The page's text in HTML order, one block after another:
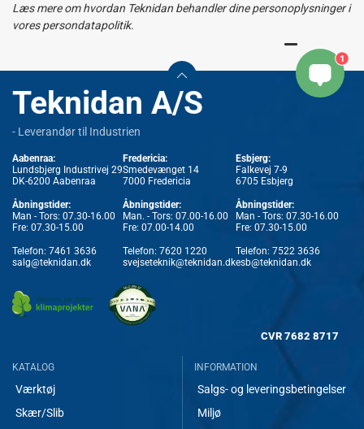
Læs mere om hvordan Teknidan behandler dine personoplysninger i
vores persondatapolitik.
Teknidan A/S
- Leverandør til Industrien
Aabenraa:
Lundsbjerg Industrivej 29
DK-6200 Aabenraa
Åbningstider:
Man - Tors: 07.30-16.00
Fre: 07.30-15.00
Telefon: 7461 3636
salg@teknidan.dk
Fredericia:
Smedevænget 14
7000 Fredericia
Åbningstider:
Man. - Tors: 07.00-16.00
Fre: 07.00-14.00
Telefon: 7620 1220
svejseteknik@teknidan.dk
Esbjerg:
Falkevej 7-9
6705 Esbjerg
Åbningstider:
Man - Tors: 07.30-16.00
Fre: 07.30-15.00
Telefon: 7522 3636
esb@teknidan.dk
CVR 7682 8717
KATALOG
Værktøj
Skær/Slib
INFORMATION
Salgs- og leveringsbetingelser
Miljø
1